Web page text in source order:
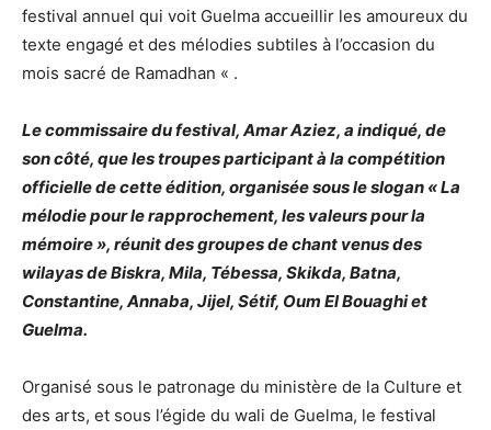
festival annuel qui voit Guelma accueillir les amoureux du
texte engagé et des mélodies subtiles à l’occasion du
mois sacré de Ramadhan « .
Le commissaire du festival, Amar Aziez, a indiqué, de
son côté, que les troupes participant à la compétition
officielle de cette édition, organisée sous le slogan « La
mélodie pour le rapprochement, les valeurs pour la
mémoire », réunit des groupes de chant venus des
wilayas de Biskra, Mila, Tébessa, Skikda, Batna,
Constantine, Annaba, Jijel, Sétif, Oum El Bouaghi et
Guelma.
Organisé sous le patronage du ministère de la Culture et
des arts, et sous l’égide du wali de Guelma, le festival